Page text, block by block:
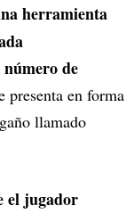
herramienta
de
presenta en forma
llamado
el jugador